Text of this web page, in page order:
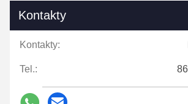
Kontakty
Kontakty:
Tel.: